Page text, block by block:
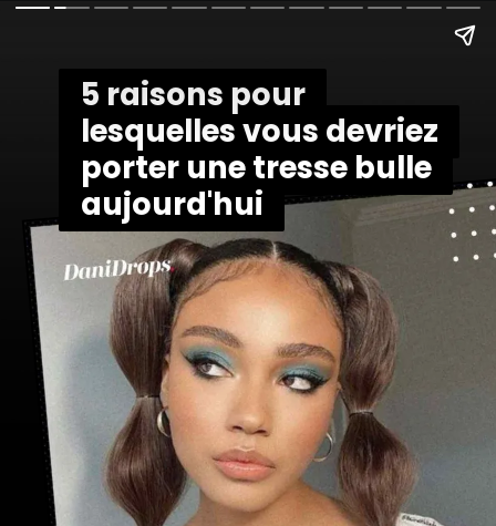
5 raisons pour
lesquelles vous devriez
porter une tresse bulle
aujourd'hui
5 raisons pour
lesquelles vous devriez
porter une tresse bulle
aujourd'hui